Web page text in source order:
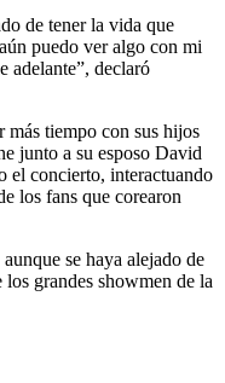
de tener la vida que
puedo ver algo con mi
adelante”, declaró
más tiempo con sus hijos
junto a su esposo David
el concierto, interactuando
los fans que corearon
se haya alejado de
grandes showmen de la